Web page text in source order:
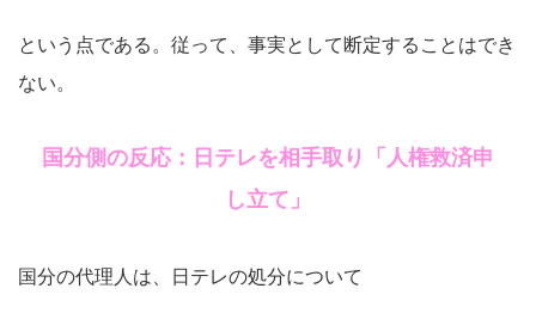
という点である。従って、事実として断定することはでき
ない。
国分側の反応：日テレを相手取り「人権救済申
し立て」
国分の代理人は、日テレの処分について